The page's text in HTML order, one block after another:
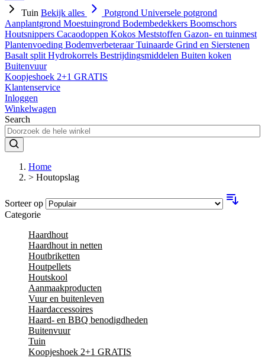
Tuin Bekijk alles Potgrond Universele potgrond
Aanplantgrond Moestuingrond Bodembedekkers Boomschors
Houtsnippers Cacaodoppen Kokos Meststoffen Gazon- en tuinmest
Plantenvoeding BodemverbeteraarTuinaarde Grind en Sierstenen
Basalt split Hydrokorrels Bestrijdingsmiddelen Buiten koken
Buitenvuur
Koopjeshoek 2+1 GRATIS
Klantenservice
Inloggen
Winkelwagen
Search
Home
> Houtopslag
Sorteer op
Categorie
Haardhout
Haardhout in netten
Houtbriketten
Houtpellets
Houtskool
Aanmaakproducten
Vuur en buitenleven
Haardaccessoires
Haard- en BBQ benodigdheden
Buitenvuur
Tuin
Koopjeshoek 2+1 GRATIS